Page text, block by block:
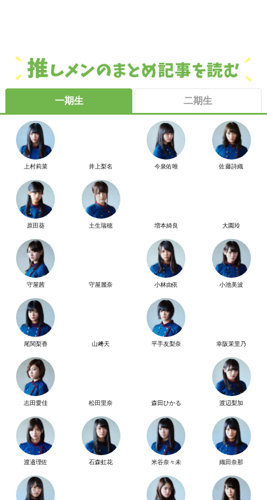
一期生 二期生
上村莉菜 井上梨名 今泉佑唯 佐藤詩織
原田葵 土生瑞穂 増本綺良 大園玲
守屋茜 守屋麗奈 小林由依 小池美波
尾関梨香 山﨑天 平手友梨奈 幸阪茉里乃
志田愛佳 松田里奈 森田ひかる 渡辺梨加
渡邉理佐 石森虹花 米谷奈々未 織田奈那